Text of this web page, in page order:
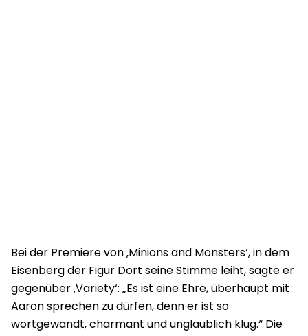
Bei der Premiere von ‚Minions and Monsters‘, in dem
Eisenberg der Figur Dort seine Stimme leiht, sagte er
gegenüber ‚Variety‘: „Es ist eine Ehre, überhaupt mit
Aaron sprechen zu dürfen, denn er ist so
wortgewandt, charmant und unglaublich klug.“ Die